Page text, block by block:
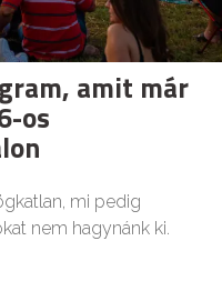
amit már
os
mi pedig
nem hagynánk ki.